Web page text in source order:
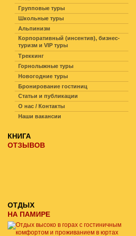
Групповые туры
Школьные туры
Альпинизм
Корпоративный (инсентив), бизнес-
туризм и VIP туры
Треккинг
Горнолыжные туры
Новогодние туры
Бронирование гостиниц
Статьи и публикации
О нас / Контакты
Наши вакансии
КНИГА
ОТЗЫВОВ
ОТДЫХ
НА ПАМИРЕ